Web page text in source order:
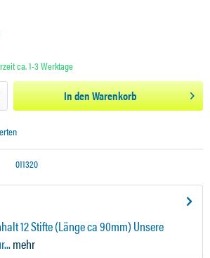
ca. 1-3 Werktage
In denWarenkorb
011320
12 Stifte (Länge ca 90mm) Unsere
mehr